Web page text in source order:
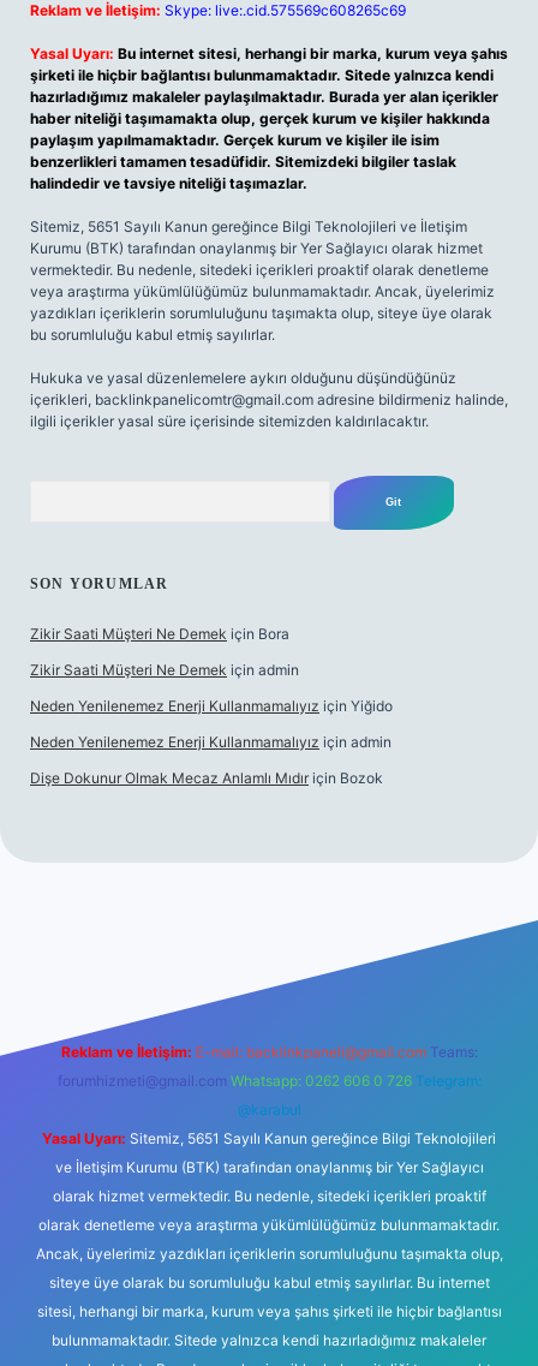
Reklam ve İletişim: Skype: live:.cid.575569c608265c69
Yasal Uyarı: Bu internet sitesi, herhangi bir marka, kurum veya şahıs
şirketi ile hiçbir bağlantısı bulunmamaktadır. Sitede yalnızca kendi
hazırladığımız makaleler paylaşılmaktadır. Burada yer alan içerikler
haber niteliği taşımamakta olup, gerçek kurum ve kişiler hakkında
paylaşım yapılmamaktadır. Gerçek kurum ve kişiler ile isim
benzerlikleri tamamen tesadüfidir. Sitemizdeki bilgiler taslak
halindedir ve tavsiye niteliği taşımazlar.
Sitemiz, 5651 Sayılı Kanun gereğince Bilgi Teknolojileri ve İletişim
Kurumu (BTK) tarafından onaylanmış bir Yer Sağlayıcı olarak hizmet
vermektedir. Bu nedenle, sitedeki içerikleri proaktif olarak denetleme
veya araştırma yükümlülüğümüz bulunmamaktadır. Ancak, üyelerimiz
yazdıkları içeriklerin sorumluluğunu taşımakta olup, siteye üye olarak
bu sorumluluğu kabul etmiş sayılırlar.
Hukuka ve yasal düzenlemelere aykırı olduğunu düşündüğünüz
içerikleri, backlinkpanelicomtr@gmail.com adresine bildirmeniz halinde,
ilgili içerikler yasal süre içerisinde sitemizden kaldırılacaktır.
SON YORUMLAR
Zikir Saati Müşteri Ne Demek için Bora
Zikir Saati Müşteri Ne Demek için admin
Neden Yenilenemez Enerji Kullanmamalıyız için Yiğido
Neden Yenilenemez Enerji Kullanmamalıyız için admin
Dişe Dokunur Olmak Mecaz Anlamlı Mıdır için Bozok
Reklam ve İletişim: E-mail: backlinkpaneli@gmail.com Teams:
forumhizmeti@gmail.com Whatsapp: 0262 606 0 726 Telegram:
@karabul
Yasal Uyarı: Sitemiz, 5651 Sayılı Kanun gereğince Bilgi Teknolojileri
ve İletişim Kurumu (BTK) tarafından onaylanmış bir Yer Sağlayıcı
olarak hizmet vermektedir. Bu nedenle, sitedeki içerikleri proaktif
olarak denetleme veya araştırma yükümlülüğümüz bulunmamaktadır.
Ancak, üyelerimiz yazdıkları içeriklerin sorumluluğunu taşımakta olup,
siteye üye olarak bu sorumluluğu kabul etmiş sayılırlar. Bu internet
sitesi, herhangi bir marka, kurum veya şahıs şirketi ile hiçbir bağlantısı
bulunmamaktadır. Sitede yalnızca kendi hazırladığımız makaleler